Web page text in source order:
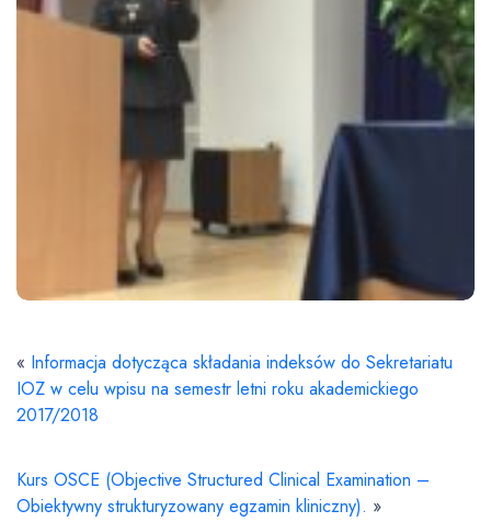
« Informacja dotycząca składania indeksów do Sekretariatu
IOZ w celu wpisu na semestr letni roku akademickiego
2017/2018
Kurs OSCE (Objective Structured Clinical Examination –
Obiektywny strukturyzowany egzamin kliniczny). »